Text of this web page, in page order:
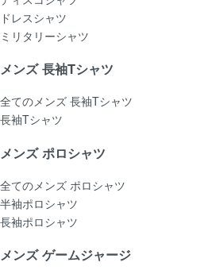
ドレスシャツ
ミリタリーシャツ
メンズ 長袖Tシャツ
全てのメンズ 長袖Tシャツ
長袖Tシャツ
メンズ ポロシャツ
全てのメンズ ポロシャツ
半袖ポロシャツ
長袖ポロシャツ
メンズ ゲームジャージ